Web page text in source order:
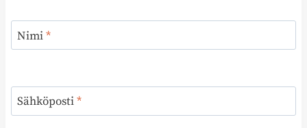
Nimi*
Sähköposti*